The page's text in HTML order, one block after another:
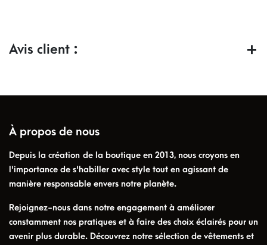
Avis client :
À propos de nous
Depuis la création de la boutique en 2013, nous croyons en
l'importance de s'habiller avec style tout en agissant de
manière responsable envers notre planète.
Rejoignez-nous dans notre engagement à améliorer
constamment nos pratiques et à faire des choix éclairés pour un
avenir plus durable. Découvrez notre sélection de vêtements et